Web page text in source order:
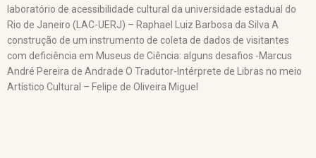
laboratório de acessibilidade cultural da universidade estadual do
Rio de Janeiro (LAC-UERJ) – Raphael Luiz Barbosa da Silva A
construção de um instrumento de coleta de dados de visitantes
com deficiência em Museus de Ciência: alguns desafios -Marcus
André Pereira de Andrade O Tradutor-Intérprete de Libras no meio
Artístico Cultural – Felipe de Oliveira Miguel